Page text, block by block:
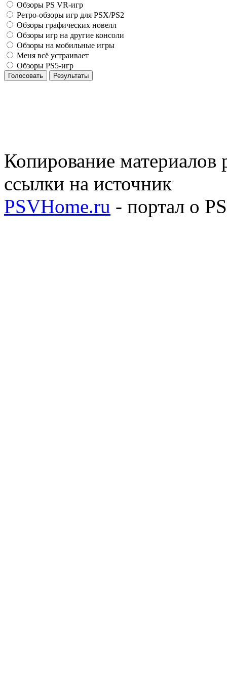
Обзоры PS VR-игр
Ретро-обзоры игр для PSX/PS2
Обзоры графических новелл
Обзоры игр на другие консоли
Обзоры на мобильные игры
Меня всё устраивает
Обзоры PS5-игр
Голосовать Результаты
Копирование материалов
ссылки на источник
PSVHome.ru - портал о